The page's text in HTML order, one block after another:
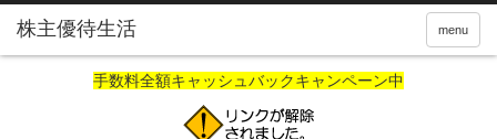
株主優待生活 menu
手数料全額キャッシュバックキャンペーン中